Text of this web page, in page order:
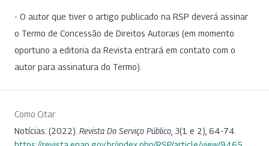
- O autor que tiver o artigo publicado na RSP deverá assinar
o Termo de Concessão de Direitos Autorais (em momento
oportuno a editoria da Revista entrará em contato com o
autor para assinatura do Termo).
Como Citar
Notícias. (2022). Revista Do Serviço Público 3(1 e 2), 64-74.